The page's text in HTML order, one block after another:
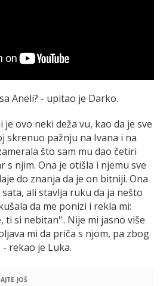
Aneli? - upitao je Darko.
je ovo neki deža vu, kao da je sve
skrenuo pažnju na Ivana i na
što sam mu dao četiri
s njim. Ona je otišla i njemu sve
do znanja da je on bitniji. Ona
ali stavlja ruku da ja nešto
da me ponizi i rekla mi:
ti si nebitan''. Nije mi jasno više
mi da priča s njom, pa zbog
rekao je Luka.
još